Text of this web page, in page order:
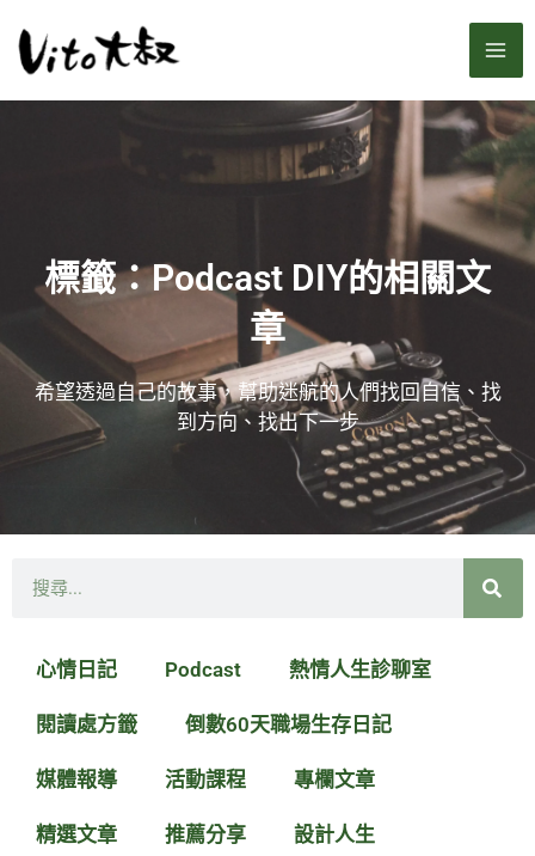
至
要
標籤：Podcast DIY的相關文
章
希望透過自己的故事，幫助迷航的人們找回自信、找
到方向、找出下一步
心情日記 Podcast 熱情人生診聊室
閱讀處方籤 倒數60天職場生存日記
媒體報導 活動課程 專欄文章
精選文章 推薦分享 設計人生